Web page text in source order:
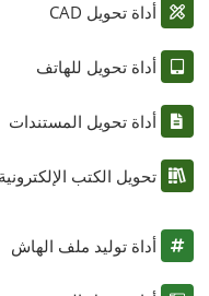
أداة تحويل CAD
أداة تحويل للهاتف
أداة تحويل المستندات
تحويل الكتب الإلكترونية
أداة توليد ملف الهاش